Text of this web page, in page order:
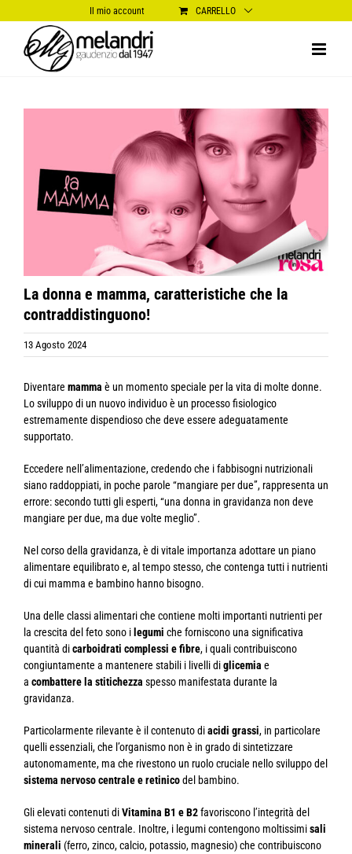
al
contenuto
Il mio account CARRELLO
La donna e mamma, caratteristiche che la
contraddistinguono!
13 Agosto 2024
Diventare mamma è un momento speciale per la vita di molte donne.
Lo sviluppo di un nuovo individuo è un processo fisiologico
estremamente dispendioso che deve essere adeguatamente
supportato.
Eccedere nell’alimentazione, credendo che i fabbisogni nutrizionali
siano raddoppiati, in poche parole “mangiare per due”, rappresenta un
errore: secondo tutti gli esperti, “una donna in gravidanza non deve
mangiare per due, ma due volte meglio”.
Nel corso della gravidanza, è di vitale importanza adottare un piano
alimentare equilibrato e, al tempo stesso, che contenga tutti i nutrienti
di cui mamma e bambino hanno bisogno.
Una delle classi alimentari che contiene molti importanti nutrienti per
la crescita del feto sono i legumi che forniscono una significativa
quantità dicarboidrati complessi e fibre, i quali contribuiscono
congiuntamente a mantenere stabili i livelli diglicemia e
a combattere la stitichezza spesso manifestata durante la
gravidanza.
Particolarmente rilevante è il contenuto diacidi grassi, in particolare
quelli essenziali, che l’organismo non è in grado di sintetizzare
autonomamente, ma che rivestono un ruolo cruciale nello sviluppo del
sistema nervoso centrale e retinicodel bambino.
Gli elevati contenuti diVitamina B1 e B2favoriscono l’integrità del
sistema nervoso centrale. Inoltre, i legumi contengono moltissimisali
minerali (ferro, zinco, calcio, potassio, magnesio) che contribuiscono